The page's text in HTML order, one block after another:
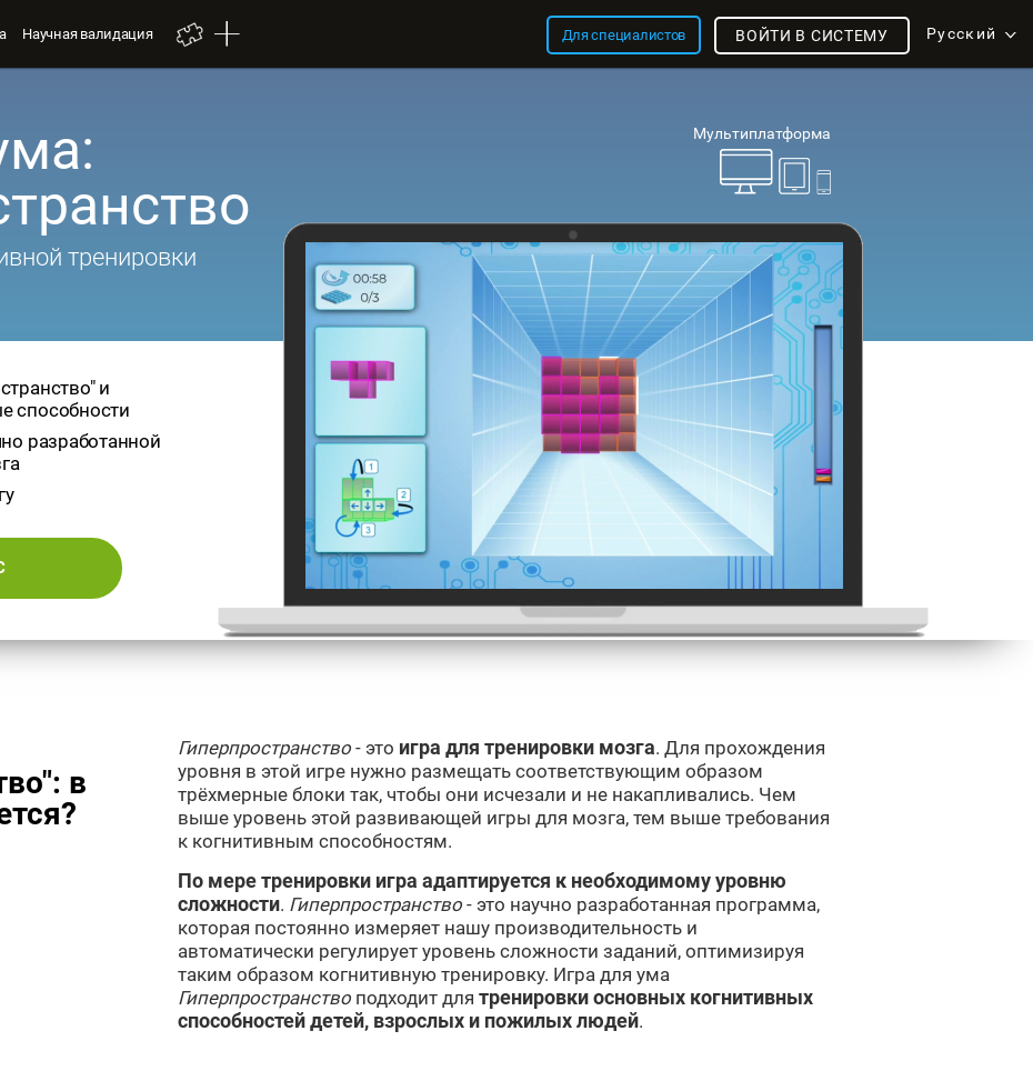
Научная валидация Для специалистов Русский
ВОЙТИ В СИСТЕМУ
Мультиплатформа
тренировки
и
способности
разработанной
в
Гиперпространство - это игра для тренировки мозга. Для прохождения
уровня в этой игре нужно размещать соответствующим образом
трёхмерные блоки так, чтобы они исчезали и не накапливались. Чем
выше уровень этой развивающей игры для мозга, тем выше требования
к когнитивным способностям.
По мере тренировки игра адаптируется к необходимому уровню
сложности. Гиперпространство - это научно разработанная программа,
которая постоянно измеряет нашу производительность и
автоматически регулирует уровень сложности заданий, оптимизируя
таким образом когнитивную тренировку. Игра для ума
Гиперпространство подходит для тренировки основных когнитивных
способностей детей, взрослых и пожилых людей.